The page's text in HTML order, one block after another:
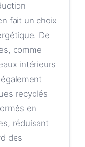
fait un choix
De
comme
intérieurs
recyclés
en
réduisant
des